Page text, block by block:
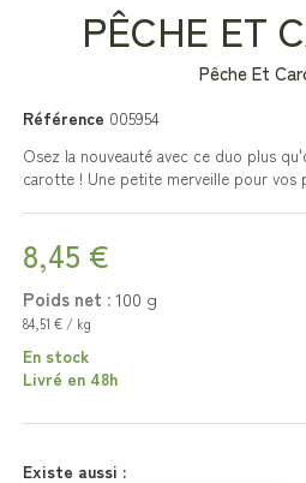
PÊCHE ET
Pêche Et
Référence 005954
Osez la nouveauté avec ce duo plus
carotte ! Une petite merveille pour vos
8,45 €
Poids net : 100 g
84,51 € / kg
En stock
Livré en 48h
Existe aussi :